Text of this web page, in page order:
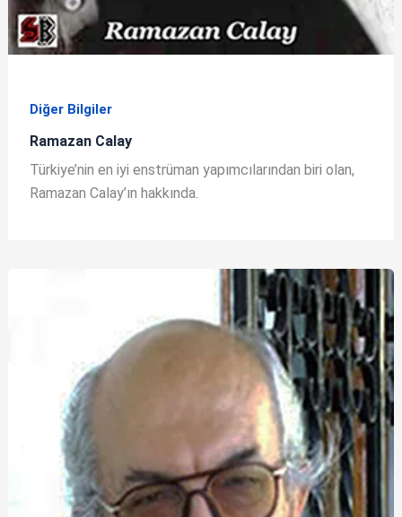
Diğer Bilgiler
Ramazan Calay
Türkiye’nin en iyi enstrüman yapımcılarından biri olan,
Ramazan Calay’ın hakkında.